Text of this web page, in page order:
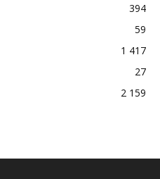
394
59
1 417
27
2 159